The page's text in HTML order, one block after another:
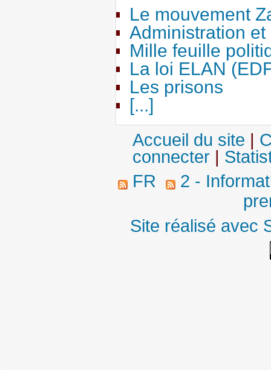
Le mouvement
Administration
Mille feuille
La loi ELAN
Les prisons
[...]
Accueil du site|
connecter|
FR
2 -
Site réalisé avec